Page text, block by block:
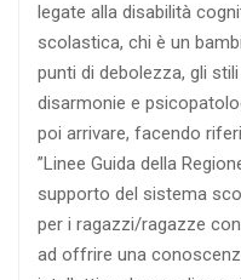
legate alla disabilità
scolastica, chi è un
punti di debolezza, gli
disarmonie e
poi arrivare, facendo
”Linee Guida della
supporto del sistema
per i ragazzi/ragazze
ad offrire una